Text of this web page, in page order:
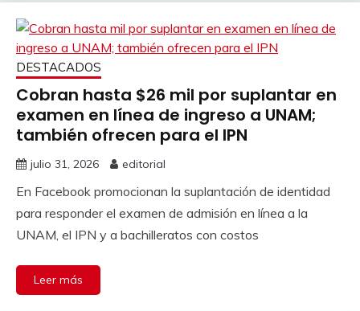
DESTACADOS
Cobran hasta $26 mil por suplantar en
examen en línea de ingreso a UNAM;
también ofrecen para el IPN
julio 31, 2026 editorial
En Facebook promocionan la suplantación de identidad
para responder el examen de admisión en línea a la
UNAM, el IPN y a bachilleratos con costos
Leer más